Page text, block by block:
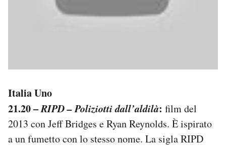
Italia Uno
21.20 –RIPD – Poliziotti dall’aldilà: film del
2013 con Jeff Bridges e Ryan Reynolds. È ispirato
a un fumetto con lo stesso nome. La sigla RIPD